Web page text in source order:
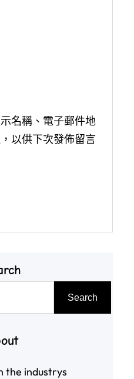
名稱、電子郵件地
以供下次發佈留言
Search
the industrys